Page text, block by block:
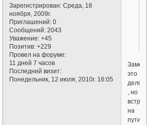
Зарегистрирован: Среда, 18
ноября, 2009г.
Приглашений: 0
Сообщений: 2043
Уважение: +45
Позитив: +229
Провел на форуме:
11 дней 7 часов
Последний визит:
Понедельник, 12 июля, 2010г. 16:05
это
дело
, но
на
пути